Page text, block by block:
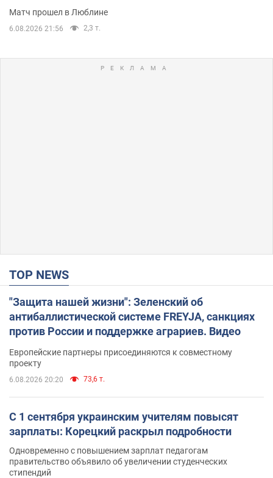
Матч прошел в Люблине
6.08.2026 21:56 2,3 т.
TOP NEWS
"Защита нашей жизни": Зеленский об
антибаллистической системе FREYJA, санкциях
против России и поддержке аграриев. Видео
Европейские партнеры присоединяются к совместному
проекту
6.08.2026 20:20 73,6 т.
С 1 сентября украинским учителям повысят
зарплаты: Корецкий раскрыл подробности
Одновременно с повышением зарплат педагогам
правительство объявило об увеличении студенческих
стипендий